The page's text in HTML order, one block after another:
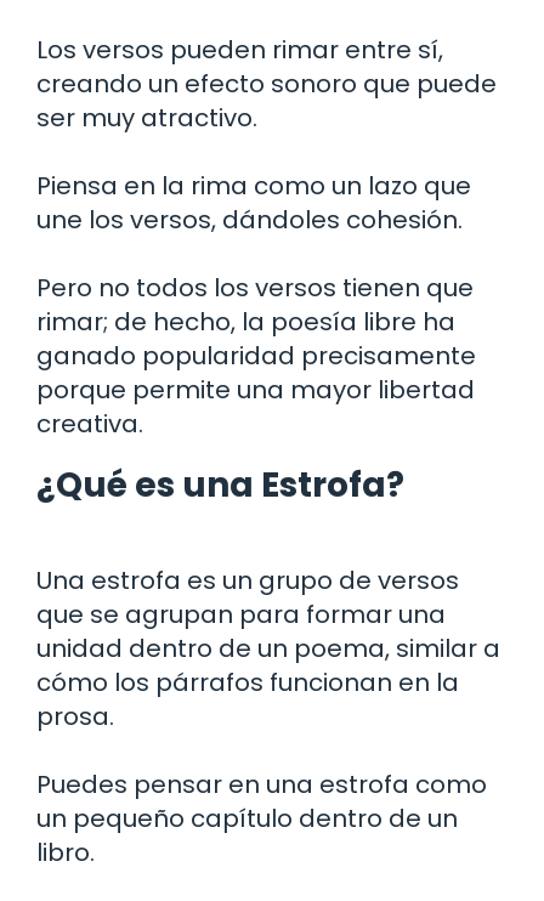
Los versos pueden rimar entre sí,
creando un efecto sonoro que puede
ser muy atractivo.
Piensa en la rima como un lazo que
une los versos, dándoles cohesión.
Pero no todos los versos tienen que
rimar; de hecho, la poesía libre ha
ganado popularidad precisamente
porque permite una mayor libertad
creativa.
¿Qué es una Estrofa?
Una estrofa es un grupo de versos
que se agrupan para formar una
unidad dentro de un poema, similar a
cómo los párrafos funcionan en la
prosa.
Puedes pensar en una estrofa como
un pequeño capítulo dentro de un
libro.